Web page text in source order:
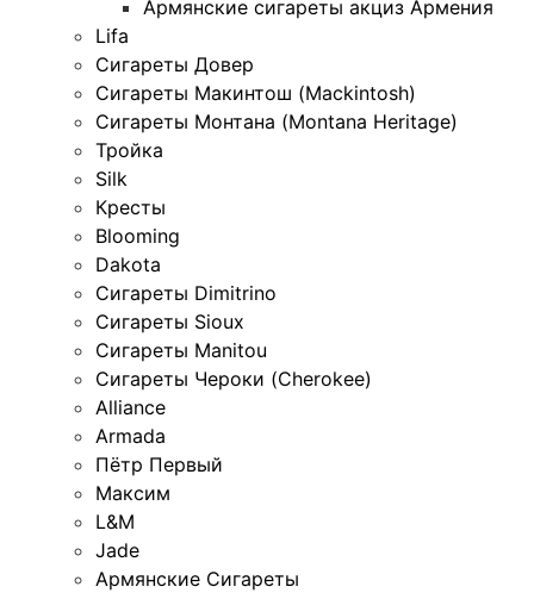
Армянские сигареты акциз Армения
Lifa
Сигареты Довер
Сигареты Макинтош (Mackintosh)
Сигареты Монтана (Montana Heritage)
Тройка
Silk
Кресты
Blooming
Dakota
Сигареты Dimitrino
Сигареты Sioux
Сигареты Manitou
Сигареты Чероки (Cherokee)
Alliance
Armada
Пётр Первый
Максим
L&M
Jade
Армянские Сигареты